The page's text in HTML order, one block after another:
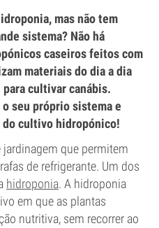
mas não tem
sistema? Não há
caseiros feitos com
materiais do dia a dia
cultivar canábis.
seu próprio sistema e
do cultivo hidropónico!
que permitem
de refrigerante. Um dos
hidroponia. A hidroponia
em que as plantas
nutritiva, sem recorrer ao